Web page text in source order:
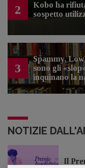
2
Kobo ha
sospetto
3
Spammy,
sono gli
inquinano la
NOTIZIE
Il